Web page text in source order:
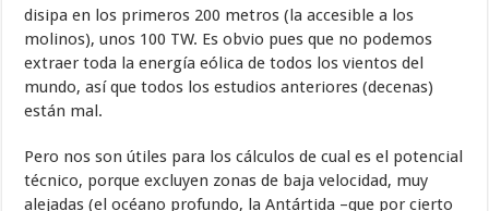
disipa en los primeros 200 metros (la accesible a los
molinos), unos 100 TW. Es obvio pues que no podemos
extraer toda la energía eólica de todos los vientos del
mundo, así que todos los estudios anteriores (decenas)
están mal.
Pero nos son útiles para los cálculos de cual es el potencial
técnico, porque excluyen zonas de baja velocidad, muy
alejadas (el océano profundo, la Antártida –que por cierto